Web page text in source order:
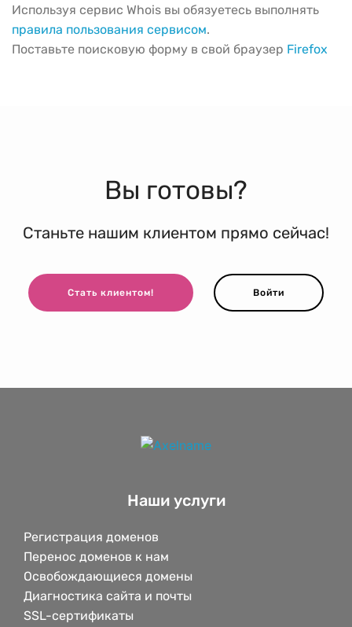
Используя сервис Whois вы обязуетесь выполнять
правила пользования сервисом.
Поставьте поисковую форму в свой браузер Firefox
Вы готовы?
Станьте нашим клиентом прямо сейчас!
Стать клиентом! Войти
Наши услуги
Регистрация доменов
Перенос доменов к нам
Освобождающиеся домены
Диагностика сайта и почты
SSL-сертификаты